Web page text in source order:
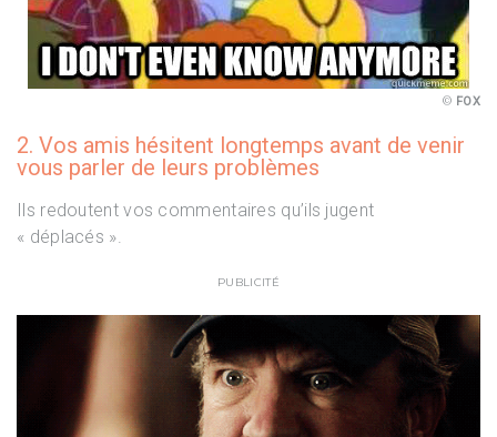
FOX
2. Vos amis hésitent longtemps avant de venir
vous parler de leurs problèmes
Ils redoutent vos commentaires qu’ils jugent
« déplacés ».
PUBLICITÉ